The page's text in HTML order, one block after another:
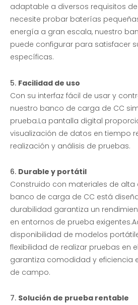
adaptable a diversos requisitos
necesite probar baterías
energía a gran escala, nuestro
puede configurar para satisfacer
específicas.
5. Facilidad de uso
Con su interfaz fácil de usar y
nuestro banco de carga de CC
prueba.La pantalla digital
visualización de datos en tiempo
realización y análisis de pruebas.
6. Durable y portátil
Construido con materiales de alta
banco de carga de CC está
durabilidad garantiza un
en entornos de prueba
disponibilidad de modelos
flexibilidad de realizar pruebas en
garantiza comodidad y eficiencia
de campo.
7. Solución de prueba rentable